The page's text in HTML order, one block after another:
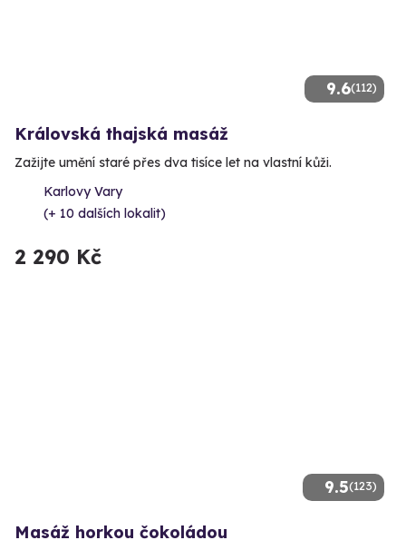
9.6(112)
Královská thajská masáž
Zažijte umění staré přes dva tisíce let na vlastní kůži.
Karlovy Vary
(+ 10 dalších lokalit)
2 290 Kč
9.5(123)
Masáž horkou čokoládou